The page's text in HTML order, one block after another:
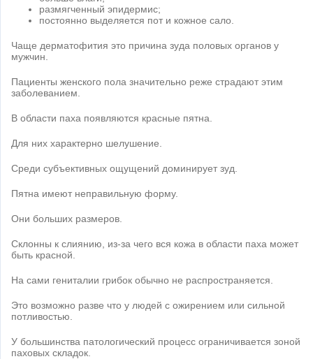
размягченный эпидермис;
постоянно выделяется пот и кожное сало.
Чаще дерматофития это причина зуда половых органов у
мужчин.
Пациенты женского пола значительно реже страдают этим
заболеванием.
В области паха появляются красные пятна.
Для них характерно шелушение.
Среди субъективных ощущений доминирует зуд.
Пятна имеют неправильную форму.
Они больших размеров.
Склонны к слиянию, из-за чего вся кожа в области паха может
быть красной.
На сами гениталии грибок обычно не распространяется.
Это возможно разве что у людей с ожирением или сильной
потливостью.
У большинства патологический процесс ограничивается зоной
паховых складок.